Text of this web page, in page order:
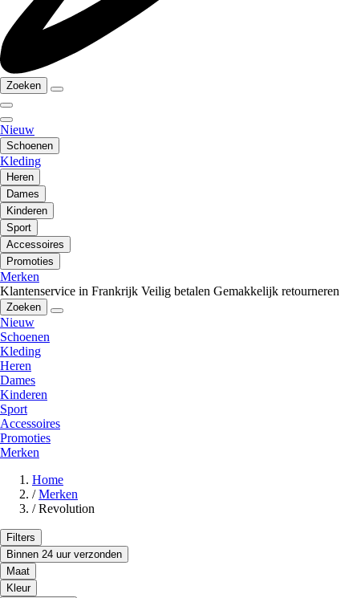
Zoeken
Nieuw
Schoenen
Kleding
Heren
Dames
Kinderen
Sport
Accessoires
Promoties
Merken
Klantenservice in Frankrijk Veilig betalen Gemakkelijk retourneren
Zoeken
Nieuw
Schoenen
Kleding
Heren
Dames
Kinderen
Sport
Accessoires
Promoties
Merken
Home
/ Merken
/ Revolution
Filters
Binnen 24 uur verzonden
Maat
Kleur